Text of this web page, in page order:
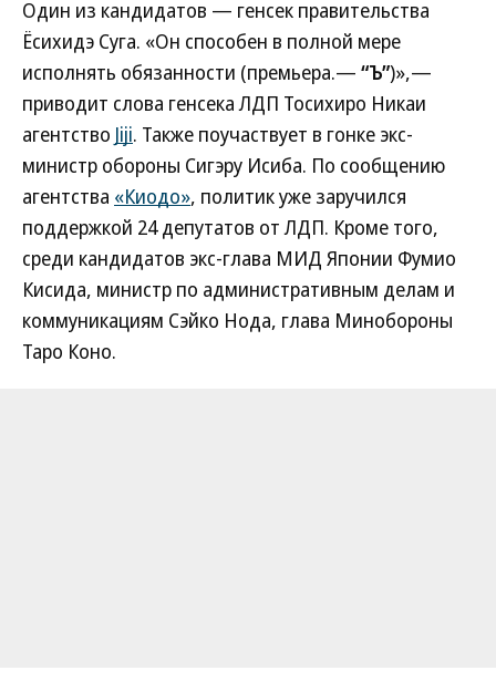
Один из кандидатов — генсек правительства
Ёсихидэ Суга. «Он способен в полной мере
исполнять обязанности (премьера.— “Ъ”)»,—
приводит слова генсека ЛДП Тосихиро Никаи
агентство Jiji. Также поучаствует в гонке экс-
министр обороны Сигэру Исиба. По сообщению
агентства «Киодо», политик уже заручился
поддержкой 24 депутатов от ЛДП. Кроме того,
среди кандидатов экс-глава МИД Японии Фумио
Кисида, министр по административным делам и
коммуникациям Сэйко Нода, глава Минобороны
Таро Коно.